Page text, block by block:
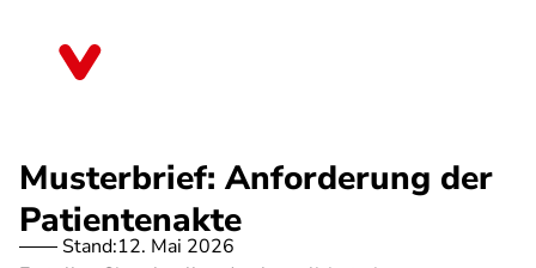
Musterbrief: Anforderung der
Patientenakte
Stand:12. Mai 2026